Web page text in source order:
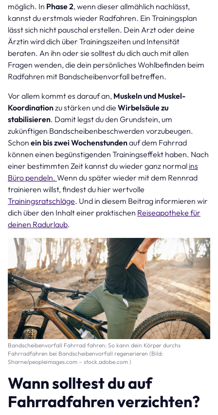
möglich. In Phase 2, wenn dieser allmählich nachlässt,
kannst du erstmals wieder Radfahren. Ein Trainingsplan
lässt sich nicht pauschal erstellen. Dein Arzt oder deine
Ärztin wird dich über Trainingszeiten und Intensität
beraten. An ihn oder sie solltest du dich auch mit allen
Fragen wenden, die dein persönliches Wohlbefinden beim
Radfahren mit Bandscheibenvorfall betreffen.
Vor allem kommt es darauf an, Muskeln und Muskel-
Koordinationzu stärken und die Wirbelsäule zu
stabilisieren. Damit legst du den Grundstein, um
zukünftigen Bandscheibenbeschwerden vorzubeugen.
Schon ein bis zwei Wochenstundenauf dem Fahrrad
können einen begünstigenden Trainingseffekt haben. Nach
einer bestimmten Zeit kannst du wieder ganz normal ins
Büro pendeln. Wenn du später wieder mit dem Rennrad
trainieren willst, findest du hier wertvolle
Trainingsratschläge. Und in diesem Beitrag informieren wir
dich über den Inhalt einer praktischen Reiseapotheke für
deinen Radurlaub.
Bandscheibenvorfall Fahrrad fahren: So kann dein Körper durchs
Fahrradfahren bei Bandscheibenvorfall regenerieren (Bild:
Sharne/peopleimages.com – stock.adobe.com )
Wann solltest du auf
Fahrradfahren verzichten?